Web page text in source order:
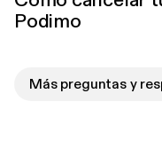
Podimo
Más preguntas y